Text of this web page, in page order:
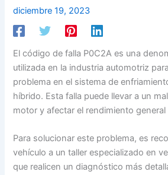
diciembre 19, 2023
El código de falla P0C2A es una
utilizada en la industria automotriz
problema en el sistema de
híbrido. Esta falla puede llevar a un
motor y afectar el rendimiento
Para solucionar este problema, es
vehículo a un taller especializado en
que realicen un diagnóstico más